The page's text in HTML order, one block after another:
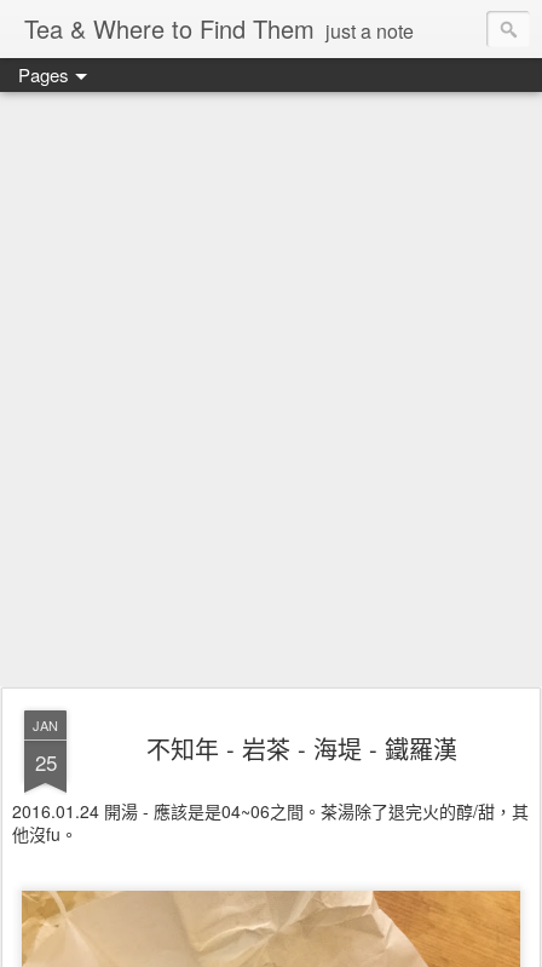
Tea & Where to Find Them just a note
Pages
JAN
25 不知年 - 岩茶 - 海堤 - 鐵羅漢
2016.01.24 開湯 - 應該是是04~06之間。茶湯除了退完火的醇/甜，其
他沒fu。